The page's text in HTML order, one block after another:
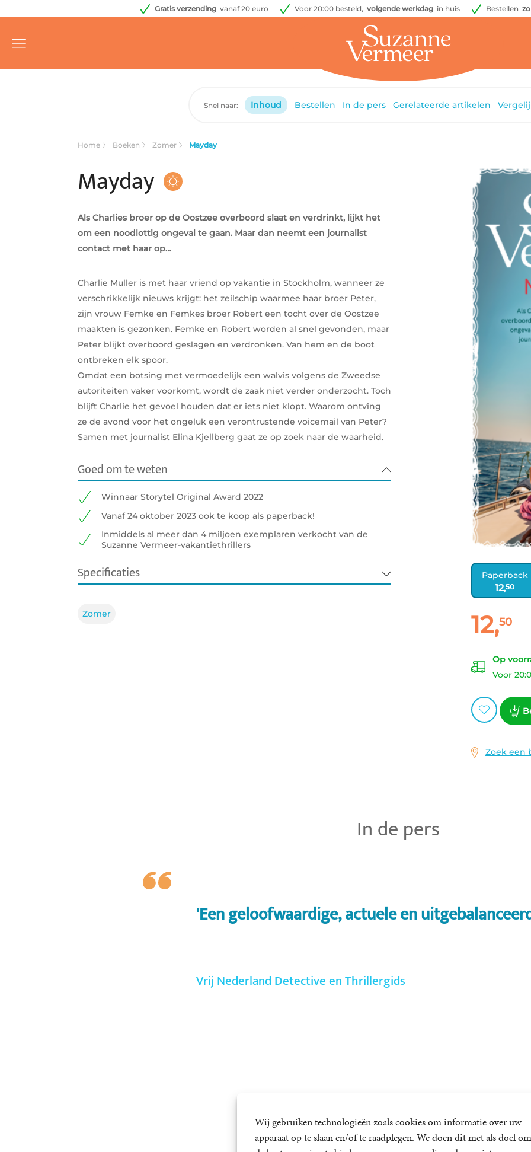
Wij gebruiken technologieën zoals cookies om informatie over uw
apparaat op te slaan en/of te raadplegen. We doen dit met als doel om
Gratis verzending vanaf 20 euro Voor 20:00 besteld, volgende werkdag in huis Bestellen
Snel naar: Inhoud Bestellen In de pers Gerelateerde artikelen
Home Boeken Zomer Mayday
Mayday
Als Charlies broer op de Oostzee overboord slaat en verdrinkt, lijkt het
om een noodlottig ongeval te gaan. Maar dan neemt een journalist
contact met haar op…
Charlie Muller is met haar vriend op vakantie in Stockholm, wanneer ze
verschrikkelijk nieuws krijgt: het zeilschip waarmee haar broer Peter,
zijn vrouw Femke en Femkes broer Robert een tocht over de Oostzee
maakten is gezonken. Femke en Robert worden al snel gevonden, maar
Peter blijkt overboord geslagen en verdronken. Van hem en de boot
ontbreken elk spoor.
Omdat een botsing met vermoedelijk een walvis volgens de Zweedse
autoriteiten vaker voorkomt, wordt de zaak niet verder onderzocht. Toch
blijft Charlie het gevoel houden dat er iets niet klopt. Waarom ontving
ze de avond voor het ongeluk een verontrustende voicemail van Peter?
Samen met journalist Elina Kjellberg gaat ze op zoek naar de waarheid.
Goed om te weten
Winnaar Storytel Original Award 2022
Vanaf 24 oktober 2023 ook te koop als paperback!
Inmiddels al meer dan 4 miljoen exemplaren verkocht van de
Suzanne Vermeer-vakantiethrillers
Specificaties
NUR:
Zomer
Paperback
12,50
Paperback:
12,50
Op
Voor
Zoek een
In de pers
'Een geloofwaardige, actuele en
Vrij Nederland Detective en Thrillergids
Gerelateerde artikelen